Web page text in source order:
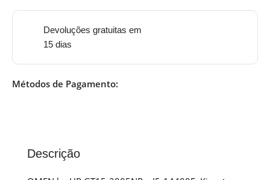
Devoluções gratuitas em
15 dias
Métodos de Pagamento:
Descrição